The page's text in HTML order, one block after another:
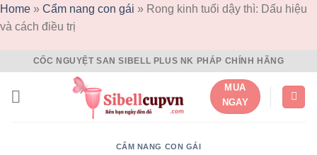
Home » Cẩm nang con gái » Rong kinh tuổi dậy thì: Dấu hiệu
và cách điều trị
to
content
CỐC NGUYỆT SAN SIBELL PLUS NK PHÁP CHÍNH HÃNG
MUA
NGAY
CẨM NANG CON GÁI